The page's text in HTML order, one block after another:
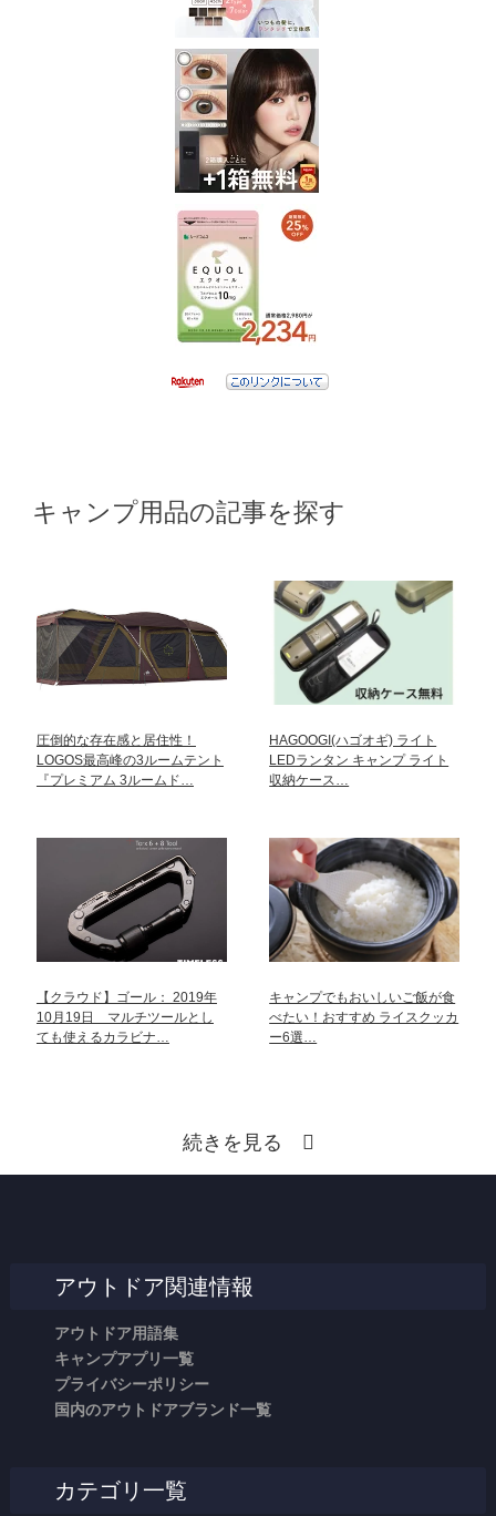
キャンプ用品の記事を探す
圧倒的な存在感と居住性！
LOGOS最高峰の3ルームテント
『プレミアム 3ルームド…
HAGOOGI(ハゴオギ) ライト
LEDランタン キャンプ ライト
収納ケース…
【クラウド】ゴール： 2019年
10月19日 マルチツールとし
ても使えるカラビナ…
キャンプでもおいしいご飯が食
べたい！おすすめ ライスクッカ
ー6選…
続きを見る
アウトドア関連情報
アウトドア用語集
キャンプアプリ一覧
プライバシーポリシー
国内のアウトドアブランド一覧
カテゴリ一覧